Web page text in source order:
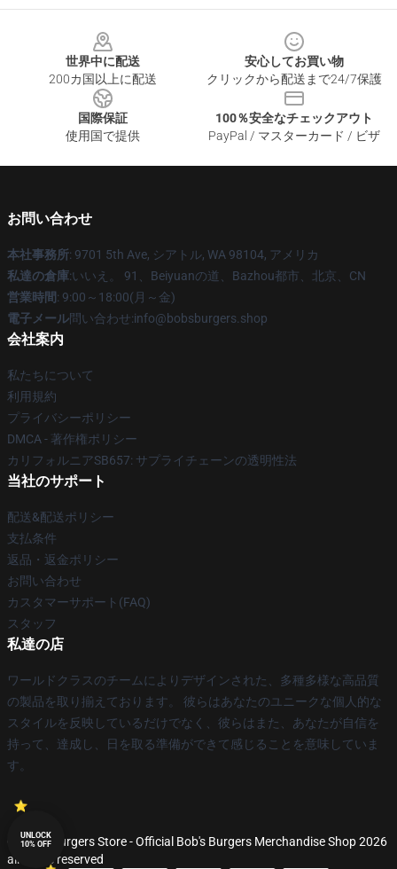
世界中に配送
200カ国以上に配送
安心してお買い物
クリックから配送まで24/7保護
国際保証
使用国で提供
100％安全なチェックアウト
PayPal / マスターカード / ビザ
お問い合わせ
本社事務所: 9701 5th Ave, シアトル, WA 98104, アメリカ
私達の倉庫:いいえ。 91、Beiyuanの道、Bazhou都市、北京、CN
営業時間: 9:00～18:00(月～金)
電子メール問い合わせ:info@bobsburgers.shop
会社案内
私たちについて
利用規約
プライバシーポリシー
DMCA - 著作権ポリシー
カリフォルニアSB657: サプライチェーンの透明性法
当社のサポート
配送&配送ポリシー
支払条件
返品・返金ポリシー
お問い合わせ
カスタマーサポート(FAQ)
スタッフ
私達の店
ワールドクラスのチームによりデザインされた、多種多様な高品質
の製品を取り揃えております。 彼らはあなたのユニークな個人的な
スタイルを反映しているだけでなく、彼らはまた、あなたが自信を
持って、達成し、日を取る準備ができて感じることを意味していま
す。
© Bob's Burgers Store - Official Bob's Burgers Merchandise Shop 2026
all rights reserved
UNLOCK
10% OFF